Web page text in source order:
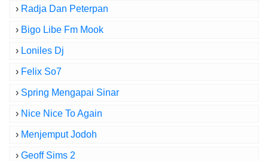
› Radja Dan Peterpan
› Bigo Libe Fm Mook
› Loniles Dj
› Felix So7
› Spring Mengapai Sinar
› Nice Nice To Again
› Menjemput Jodoh
› Geoff Sims 2